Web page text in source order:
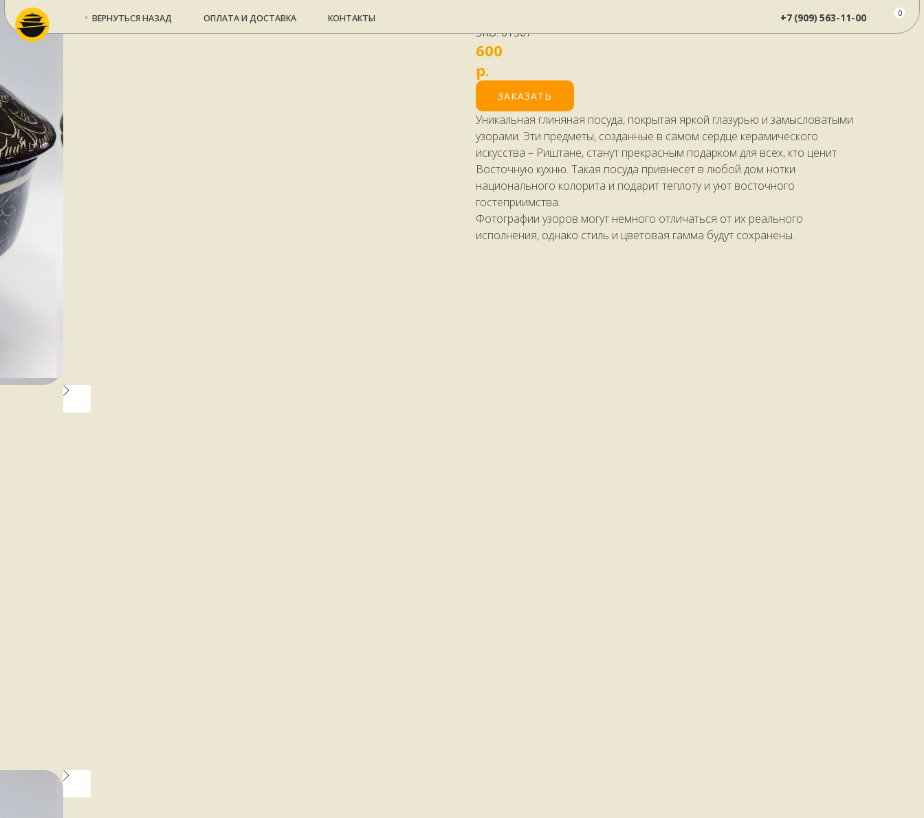
ВЕРНУТЬСЯ НАЗАД ОПЛАТА И ДОСТАВКА КОНТАКТЫ
SKU:01567
600
р.
ЗАКАЗАТЬ
Уникальная глиняная посуда, покрытая яркой глазурью и замысловатыми
узорами. Эти предметы, созданные в самом сердце керамического
искусства – Риштане, станут прекрасным подарком для всех, кто ценит
Восточную кухню. Такая посуда привнесет в любой дом нотки
национального колорита и подарит теплоту и уют восточного
гостеприимства.
Фотографии узоров могут немного отличаться от их реального
исполнения, однако стиль и цветовая гамма будут сохранены.